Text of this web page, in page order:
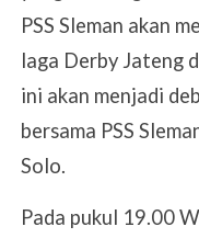
PSS Sleman akan
laga Derby Jateng
ini akan menjadi
bersama PSS
Solo.
Pada pukul 19.00